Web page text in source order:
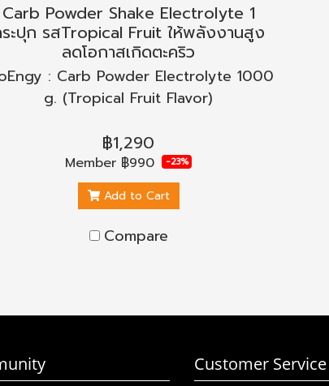
Carb Powder Shake Electrolyte 1
ะปุก รสTropical Fruit ให้พลังงานสูง
ลดโอกาสเกิดตะคริว
: Carb Powder Electrolyte 1000
g. (Tropical Fruit Flavor)
฿1,290
Member ฿990 -23%
Add to Cart
Compare
Customer Service